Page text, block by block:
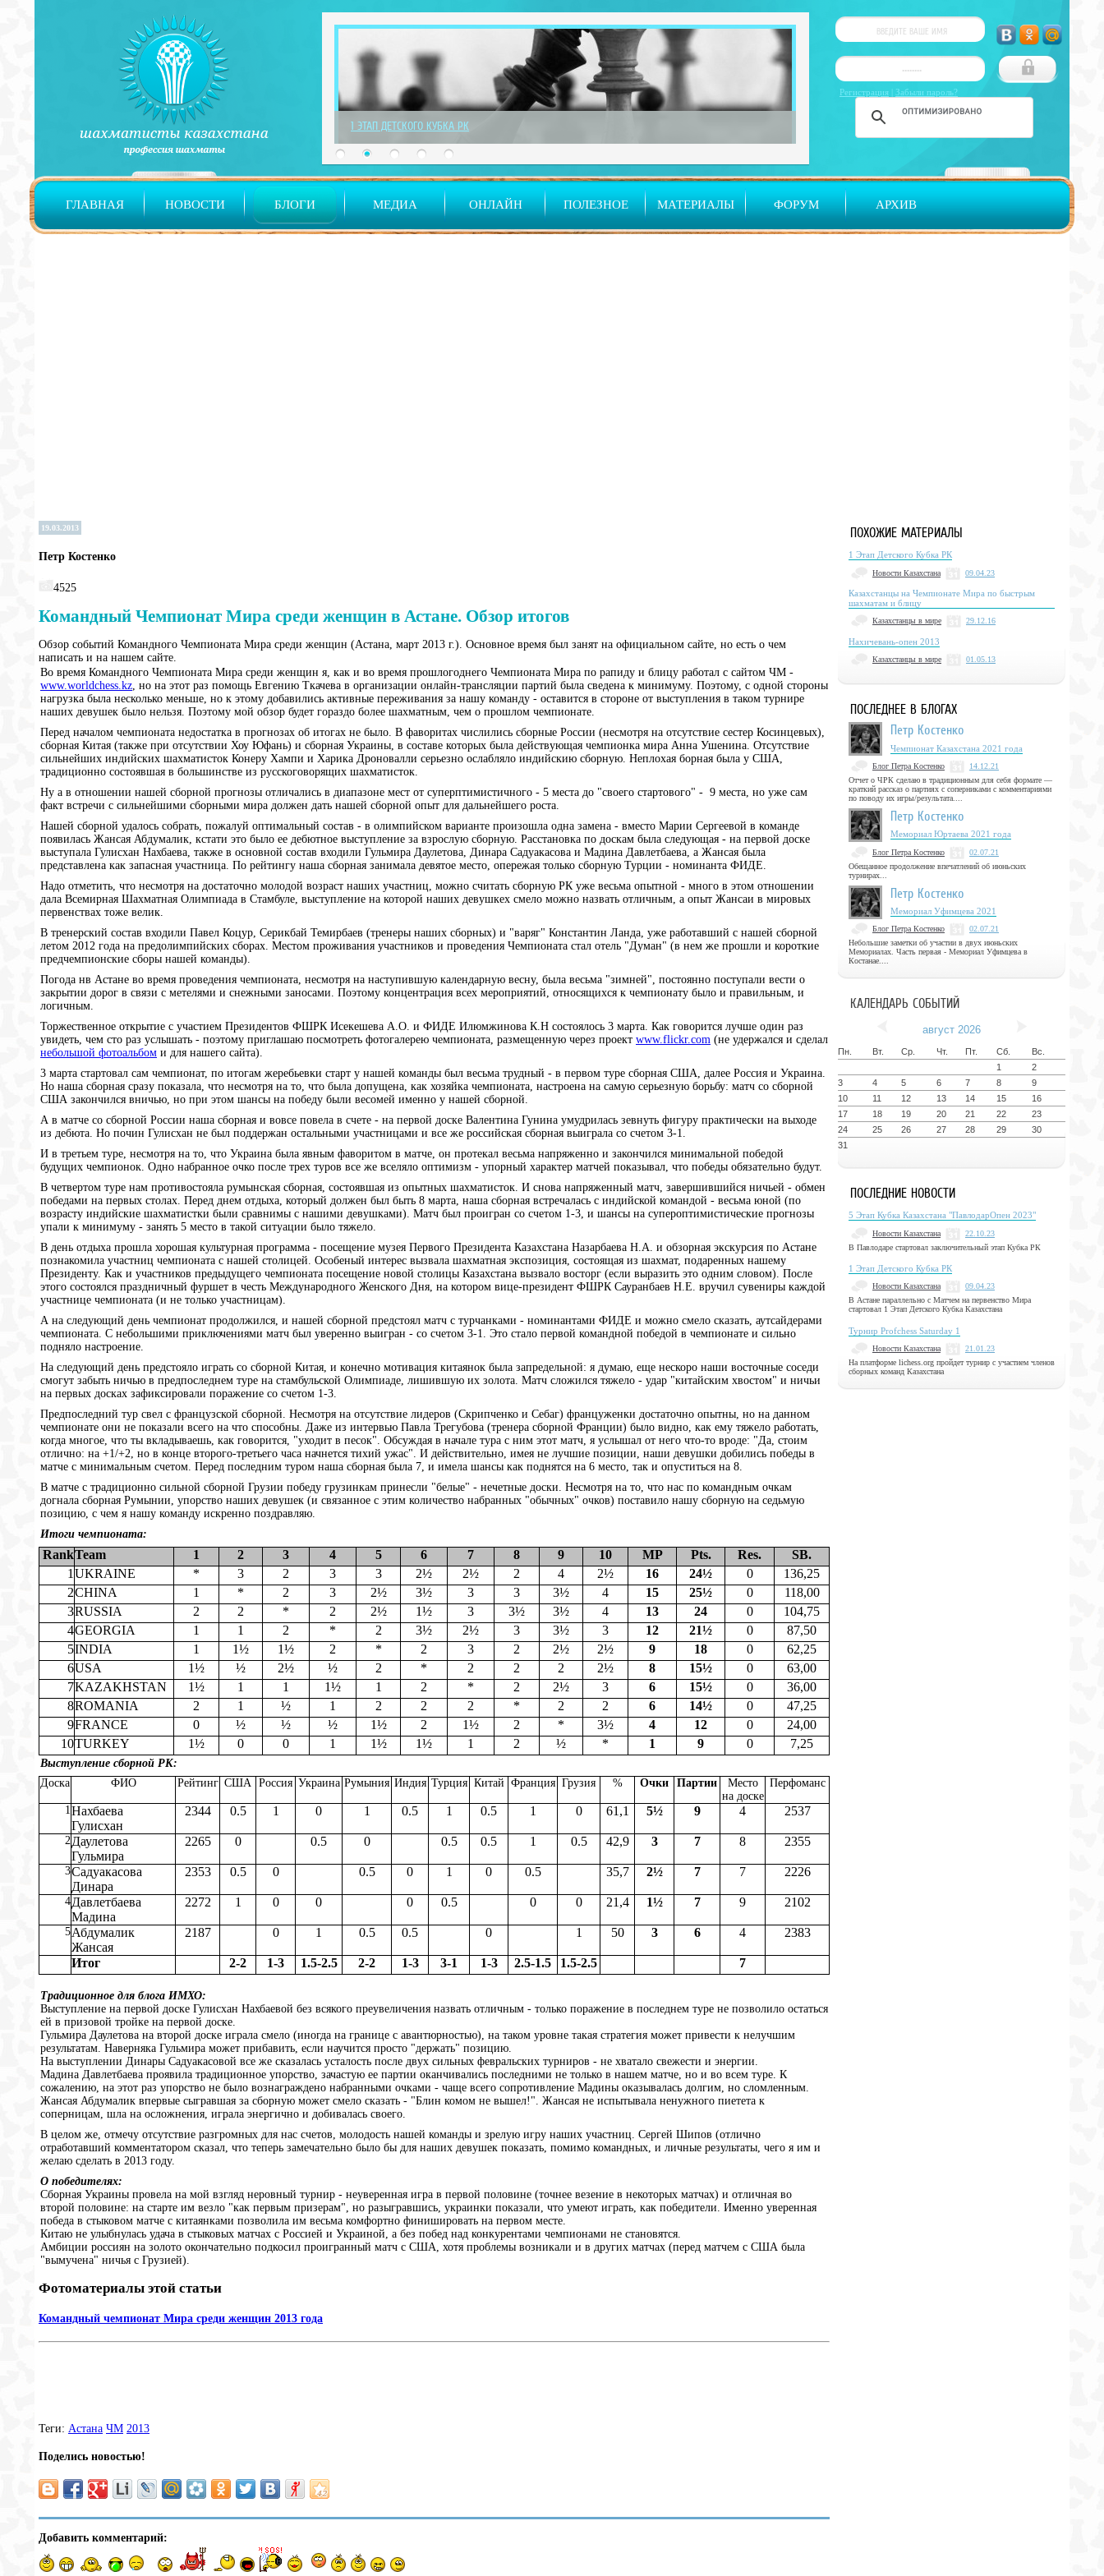
ГЛАВНАЯ НОВОСТИ БЛОГИ МЕДИА ОНЛАЙН ПОЛЕЗНОЕ МАТЕРИАЛЫ ФОРУМ АРХИВ
Регистрация | Забыли пароль?
1 ЭТАП ДЕТСКОГО КУБКА РК
19.03.2013
Петр Костенко
4525
Командный Чемпионат Мира среди женщин в Астане. Обзор итогов
Обзор событий Командного Чемпионата Мира среди женщин (Астана, март 2013 г.). Основное время был занят на официальном сайте, но есть о чем
написать и на нашем сайте.
Во время Командного Чемпионата Мира среди женщин я, как и во время прошлогоднего Чемпионата Мира по рапиду и блицу работал с сайтом ЧМ -
www.worldchess.kz, но на этот раз помощь Евгению Ткачева в организации онлайн-трансляции партий была сведена к минимуму. Поэтому, с одной стороны
нагрузка была несколько меньше, но к этому добавились активные переживания за нашу команду - оставится в стороне от выступления в таком турнире
наших девушек было нельзя. Поэтому мой обзор будет гораздо более шахматным, чем о прошлом чемпионате.
Перед началом чемпионата недостатка в прогнозах об итогах не было. В фаворитах числились сборные России (несмотря на отсутствие сестер Косинцевых),
сборная Китая (также при отсутствии Хоу Юфань) и сборная Украины, в составе которых была действующая чемпионка мира Анна Ушенина. Отсутствие
сильнейших индийских шахматисток Конеру Хампи и Харика Дроновалли серьезно ослабляло индийскию сборную. Неплохая борная была у США,
традиционно состоявшая в большинстве из русскоговорящих шахматисток.
Ну а в отношении нашей сборной прогнозы отличались в диапазоне мест от суперптимистичного - 5 места до "своего стартового" - 9 места, но уже сам
факт встречи с сильнейшими сборными мира должен дать нашей сборной опыт для дальнейшего роста.
Нашей сборной удалось собрать, пожалуй оптимальный состав - в олимпийском варианте произошла одна замена - вместо Марии Сергеевой в команде
появилась Жансая Абдумалик, кстати это было ее дебютное выступление за взрослую сборную. Расстановка по доскам была следующая - на первой доске
выступала Гулисхан Нахбаева, также в основной состав входили Гульмира Даулетова, Динара Садуакасова и Мадина Давлетбаева, а Жансая была
представлена как запасная участница. По рейтингу наша сборная занимала девятое место, опережая только сборную Турции - номинанта ФИДЕ.
Надо отметить, что несмотря на достаточно молодой возраст наших участниц, можно считать сборную РК уже весьма опытной - много в этом отношении
дала Всемирная Шахматная Олимпиада в Стамбуле, выступление на которой наших девушкех смело можно назвать отличным, а опыт Жансаи в мировых
первенствах тоже велик.
В тренерский состав входили Павел Коцур, Серикбай Темирбаев (тренеры наших сборных) и "варяг" Константин Ланда, уже работавший с нашей сборной
летом 2012 года на предолимпийских сборах. Местом проживания участников и проведения Чемпионата стал отель "Думан" (в нем же прошли и короткие
предчемпионские сборы нашей команды).
Погода нв Астане во время проведения чемпионата, несмотря на наступившую календарную весну, была весьма "зимней", постоянно поступали вести о
закрытии дорог в связи с метелями и снежными заносами. Поэтому концентрация всех мероприятий, относящихся к чемпионату было и правильным, и
логичным.
Торжественное открытие с участием Президентов ФШРК Исекешева А.О. и ФИДЕ Илюмжинова К.Н состоялось 3 марта. Как говорится лучше один раз
увидеть, чем сто раз услышать - поэтому приглашаю посмотреть фотогалерею чемпионата, размещенную через проект www.flickr.com (не удержался и сделал
небольшой фотоальбом и для нашего сайта).
3 марта стартовал сам чемпионат, по итогам жеребьевки старт у нашей команды был весьма трудный - в первом туре сборная США, далее Россия и Украина.
Но наша сборная сразу показала, что несмотря на то, что была допущена, как хозяйка чемпионата, настроена на самую серьезную борьбу: матч со сборной
США закончился вничью, но при этом шансы на победу были весомей именно у нашей сборной.
А в матче со сборной России наша сборная и вовсе повела в счете - на первой доске Валентина Гунина умудрилась зевнуть фигуру практически на выходе
из дебюта. Но почин Гулисхан не был поддержан остальными участницами и все же российская сборная выиграла со счетом 3-1.
И в третьем туре, несмотря на то, что Украина была явным фаворитом в матче, он протекал весьма напряженно и закончился минимальной победой
будущих чемпионок. Одно набранное очко после трех туров все же вселяло оптимизм - упорный характер матчей показывал, что победы обязательно будут.
В четвертом туре нам противостояла румынская сборная, состоявшая из опытных шахматисток. И снова напряженный матч, завершившийся ничьей - обмен
победами на первых столах. Перед днем отдыха, который должен был быть 8 марта, наша сборная встречалась с индийской командой - весьма юной (по
возрасту индийские шахматистки были сравнимы с нашими девушками). Матч был проигран со счетом 1-3, и шансы на супероптимистические прогнозы
упали к минимуму - занять 5 место в такой ситуации было тяжело.
В день отдыха прошла хорошая культурная программа - посещение музея Первого Президента Казахстана Назарбаева Н.А. и обзорная экскурсия по Астане
познакомила участниц чемпионата с нашей столицей. Особеный интерес вызвала шахматная экспозиция, состоящая из шахмат, подаренных нашему
Президенту. Как и участников предыдущего чемпионата посещение новой столицы Казахстана вызвало восторг (если выразить это одним словом). После
этого состоялся праздничный фуршет в честь Международного Женского Дня, на котором вице-президент ФШРК Сауранбаев Н.Е. вручил сувениры каждой
участнице чемпионата (и не только участницам).
А на следующий день чемпионат продолжился, и нашей сборной предстоял матч с турчанками - номинантами ФИДЕ и можно смело сказать, аутсайдерами
чемпионата. С небольшими приключениями матч был уверенно выигран - со счетом 3-1. Это стало первой командной победой в чемпионате и сильно
подняло настроение.
На следующий день предстояло играть со сборной Китая, и конечно мотивация китаянок была запредельной: я думаю, еще нескоро наши восточные соседи
смогут забыть ничью в предпоследнем туре на стамбульской Олимпиаде, лишившую их золота. Матч сложился тяжело - удар "китайским хвостом" и ничьи
на первых досках зафиксировали поражение со счетом 1-3.
Предпоследний тур свел с французской сборной. Несмотря на отсутствие лидеров (Скрипченко и Себаг) француженки достаточно опытны, но на данном
чемпионате они не показали всего на что способны. Даже из интервью Павла Трегубова (тренера сборной Франции) было видно, как ему тяжело работать,
когда многое, что ты вкладываешь, как говорится, "уходит в песок". Обсуждая в начале тура с ним этот матч, я услышал от него что-то вроде: "Да, стоим
отлично: на +1/+2, но в конце второго-третьего часа начнется тихий ужас". И действительно, имея не лучшие позиции, наши девушки добились победы в
матче с минимальным счетом. Перед последним туром наша сборная была 7, и имела шансы как поднятся на 6 место, так и опуститься на 8.
В матче с традиционно сильной сборной Грузии победу грузинкам принесли "белые" - нечетные доски. Несмотря на то, что нас по командным очкам
догнала сборная Румынии, упорство наших девушек (и связанное с этим количество набранных "обычных" очков) поставило нашу сборную на седьмую
позицию, с чем я нашу команду искренно поздравляю.
Итоги чемпионата:
RankTeam 1 2 3 4 5 6 7 8 9 10 MP Pts. Res.
SB.
1 UKRAINE * 3 2 3 3 2½ 2½ 2 4 2½ 16 24½ 0
136,25
2CHINA 1 * 2 3 2½ 3½ 3 3 3½ 4 15 25½ 0
118,00
3RUSSIA 2 2 * 2 2½ 1½ 3 3½ 3½ 4 13 24 0
104,75
4GEORGIA 1 1 2 * 2 3½ 2½ 3 3½ 3 12 21½ 0
87,50
5INDIA 1 1½ 1½ 2 * 2 3 2 2½ 2½ 9 18 0
62,25
6USA 1½ ½ 2½ ½ 2 * 2 2 2 2½ 8 15½ 0
63,00
7KAZAKHSTAN 1½ 1 1 1½ 1 2 * 2 2½ 3 6 15½ 0
36,00
8ROMANIA 2 1 ½ 1 2 2 2 * 2 2 6 14½ 0
47,25
9FRANCE 0 ½ ½ ½ 1½ 2 1½ 2 * 3½ 4 12 0
24,00
10TURKEY 1½ 0 0 1 1½ 1½ 1 2 ½ * 1 9 0 7,25
Выступление сборной РК:
Доска
ФИО Рейтинг США Россия Украина Румыния Индия Турция Китай Франция Грузия % Очки Партии
Место
на доске
Перфоманс
1Нахбаева
Гулисхан
2344 0.5 1 0 1 0.5 1 0.5 1 0 61,1 5½ 9 4 2537
2Даулетова
Гульмира
2265 0 0.5 0 0.5 0.5 1 0.5 42,9 3 7 8 2355
3Садуакасова
Динара
2353 0.5 0 0.5 0 1 0 0.5 35,7 2½ 7 7 2226
4Давлетбаева
Мадина
2272 1 0 0 0 0.5 0 0 21,4 1½ 7 9 2102
5Абдумалик
Жансая
2187 0 1 0.5 0.5 0 1 50 3 6 4 2383
Итог 2-2 1-3 1.5-2.5 2-2 1-3 3-1 1-3 2.5-1.5 1.5-2.5 7
Традиционное для блога ИМХО:
Выступление на первой доске Гулисхан Нахбаевой без всякого преувеличения назвать отличным - только поражение в последнем туре не позволило остаться
ей в призовой тройке на первой доске.
Гульмира Даулетова на второй доске играла смело (иногда на границе с авантюрностью), на таком уровне такая стратегия может привести к нелучшим
результатам. Наверняка Гульмира может прибавить, если научится просто "держать" позицию.
На выступлении Динары Садуакасовой все же сказалась усталость после двух сильных февральских турниров - не хватало свежести и энергии.
Мадина Давлетбаева проявила традиционное упорство, зачастую ее партии оканчивались последними не только в нашем матче, но и во всем туре. К
сожалению, на этот раз упорство не было вознаграждено набранными очками - чаще всего сопротивление Мадины оказывалась долгим, но сломленным.
Жансая Абдумалик впервые сыгравшая за сборную может смело сказать - "Блин комом не вышел!". Жансая не испытывала ненужного пиетета к
соперницам, шла на осложнения, играла энергично и добивалась своего.
В целом же, отмечу отсутствие разгромных для нас счетов, молодость нашей команды и зрелую игру наших участниц. Сергей Шипов (отлично
отработавший комментатором сказал, что теперь замечательно было бы для наших девушек показать, помимо командных, и личные результаты, чего я им и
желаю сделать в 2013 году.
О победителях:
Сборная Украины провела на мой взгляд неровный турнир - неуверенная игра в первой половине (точнее везение в некоторых матчах) и отличная во
второй половине: на старте им везло "как первым призерам", но разыгравшись, украинки показали, что умеют играть, как победители. Именно уверенная
победа в стыковом матче с китаянками позволила им весьма комфортно финишировать на первом месте.
Китаю не улыбнулась удача в стыковых матчах с Россией и Украиной, а без побед над конкурентами чемпионами не становятся.
Амбиции россиян на золото окончательно подкосил проигранный матч с США, хотя проблемы возникали и в других матчах (перед матчем с США была
"вымучена" ничья с Грузией).
Фотоматериалы этой статьи
Командный чемпионат Мира среди женщин 2013 года
Теги: Астана ЧМ 2013
Поделись новостью!
Добавить комментарий:
ПОХОЖИЕ МАТЕРИАЛЫ
1 Этап Детского Кубка РК
Новости Казахстана 09.04.23
Казахстанцы на Чемпионате Мира по быстрым
шахматам и блицу
Казахстанцы в мире 29.12.16
Нахичевань-опен 2013
Казахстанцы в мире 01.05.13
ПОСЛЕДНЕЕ В БЛОГАХ
Петр Костенко
Чемпионат Казахстана 2021 года
Блог Петра Костенко
14.12.21
Отчет о ЧРК сделаю в традиционным для себя формате —
краткий рассказ о партиях с соперниками с комментариями
по поводу их игры/результата....
Петр Костенко
Мемориал Юртаева 2021 года
Блог Петра Костенко
02.07.21
Обещанное продолжение впечатлений об июньских
турнирах...
Петр Костенко
Мемориал Уфимцева 2021
Блог Петра Костенко
02.07.21
Небольшие заметки об участии в двух июньских
Мемориалах. Часть первая - Мемориал Уфимцева в
Костанае....
КАЛЕНДАРЬ СОБЫТИЙ
август 2026
Пн. Вт. Ср. Чт. Пт. Сб.
Вс.
1
2
3
4 5 6 7 8
9
10
11 12 13 14 15
16
17
18 19 20 21 22
23
24
25 26 27 28 29
30
31
ПОСЛЕДНИЕ НОВОСТИ
5 Этап Кубка Казахстана "ПавлодарОпен 2023"
Новости Казахстана
22.10.23
В Павлодаре стартовал заключительный этап Кубка РК
1 Этап Детского Кубка РК
Новости Казахстана
09.04.23
В Астане параллельно с Матчем на первенство Мира
стартовал 1 Этап Детского Кубка Казахстана
Турнир Profchess Saturday 1
Новости Казахстана
21.01.23
На платформе lichess.org пройдет турнир с участием членов
сборных команд Казахстана